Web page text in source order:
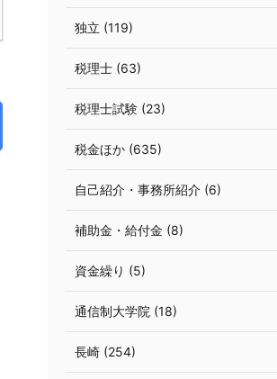
独立 (119)
税理士 (63)
税理士試験 (23)
税金ほか (635)
自己紹介・事務所紹介 (6)
補助金・給付金 (8)
資金繰り (5)
通信制大学院 (18)
長崎 (254)